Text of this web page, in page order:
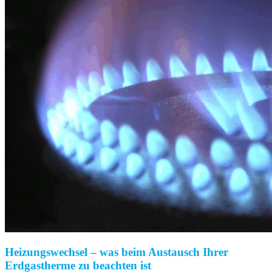
Heizungswechsel – was beim Austausch Ihrer
Erdgastherme zu beachten ist